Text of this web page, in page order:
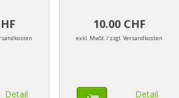
Detail
10.00 CHF
exkl. MwSt. / zzgl. Versandkosten
Detail